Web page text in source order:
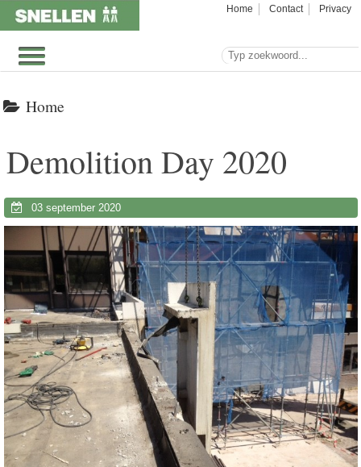
Home Contact Privacy
Home
Demolition Day 2020
03 september 2020